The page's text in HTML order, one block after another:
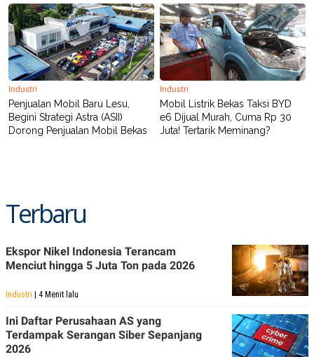
Industri
Penjualan Mobil Baru Lesu,
Begini Strategi Astra (ASII)
Dorong Penjualan Mobil Bekas
Industri
Mobil Listrik Bekas Taksi BYD
e6 Dijual Murah, Cuma Rp 30
Juta! Tertarik Meminang?
Terbaru
Ekspor Nikel Indonesia Terancam
Menciut hingga 5 Juta Ton pada 2026
Industri | 4 Menit lalu
Ini Daftar Perusahaan AS yang
Terdampak Serangan Siber Sepanjang
2026